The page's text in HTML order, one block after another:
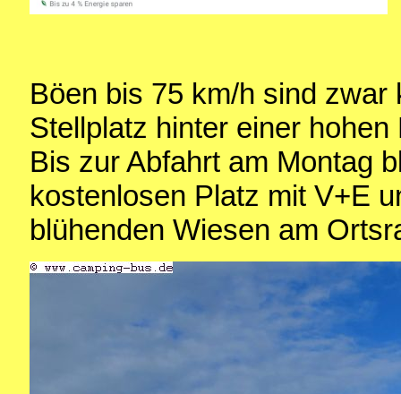
Böen bis 75 km/h sind zwar
Stellplatz hinter einer
Bis zur Abfahrt am Montag
kostenlosen Platz mit V+E
blühenden Wiesen am